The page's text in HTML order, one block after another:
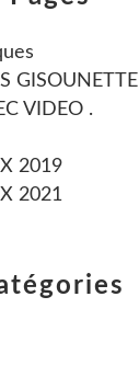
GISOUNETTE
VIDEO .
2019
2021